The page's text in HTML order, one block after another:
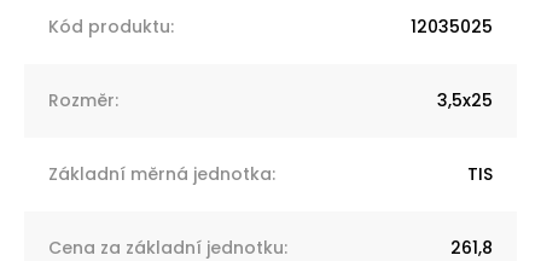
Kód produktu: 12035025
Rozměr: 3,5x25
Základní měrná jednotka: TIS
Cena za základní jednotku: 261,8